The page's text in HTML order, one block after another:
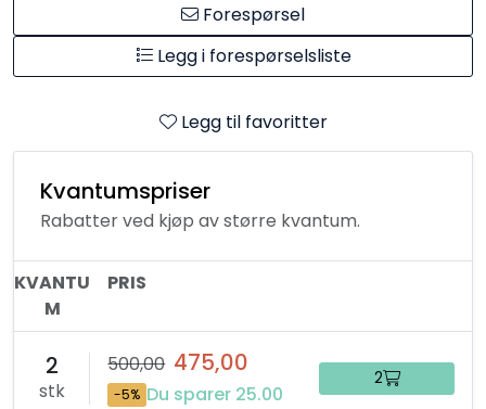
Forespørsel
Legg i forespørselsliste
Legg til favoritter
Kvantumspriser
Rabatter ved kjøp av større kvantum.
KVANTU
M
PRIS
2
stk
500,00 475,00
-5% Du sparer 25.00
2